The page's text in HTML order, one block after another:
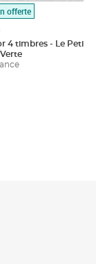
offerte
4 timbres - Le Petit